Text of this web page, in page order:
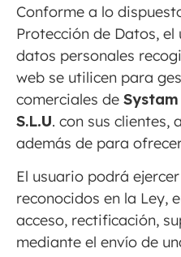
Conforme a lo
Protección de Datos,
datos personales
web se utilicen para
comerciales de
S.L.U. con sus clientes,
además de para
El usuario podrá
reconocidos en la Ley,
acceso, rectificación,
mediante el envío de